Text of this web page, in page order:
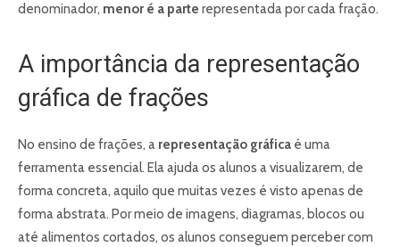
denominador, menor é a parte representada por cada fração.
A importância da representação
gráfica de frações
No ensino de frações, a representação gráfica é uma
ferramenta essencial. Ela ajuda os alunos a visualizarem, de
forma concreta, aquilo que muitas vezes é visto apenas de
forma abstrata. Por meio de imagens, diagramas, blocos ou
até alimentos cortados, os alunos conseguem perceber com